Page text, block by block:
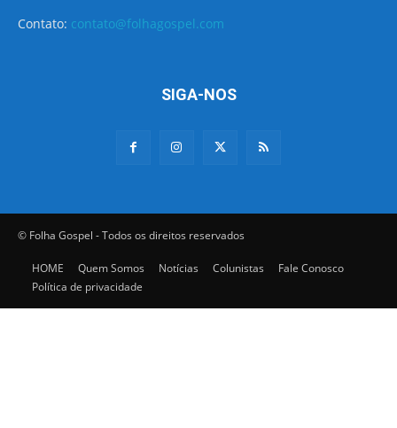
Contato: contato@folhagospel.com
SIGA-NOS
© Folha Gospel - Todos os direitos reservados
HOME Quem Somos Notícias Colunistas
Fale Conosco
Política de privacidade